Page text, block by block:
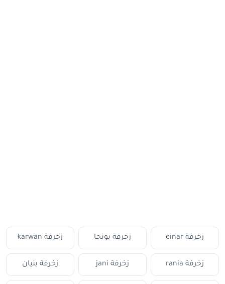
زخرفة einar زخرفة يونجا زخرفة karwan
زخرفة rania زخرفة jani زخرفة بنيان